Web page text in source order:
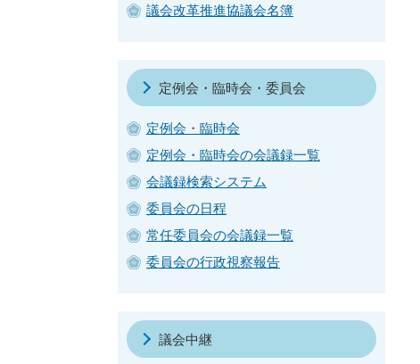
議会改革推進協議会名簿
定例会・臨時会・委員会
定例会・臨時会
定例会・臨時会の会議録一覧
会議録検索システム
委員会の日程
常任委員会の会議録一覧
委員会の行政視察報告
議会中継